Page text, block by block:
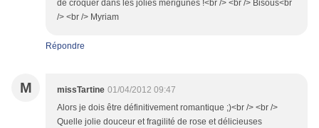
de croquer dans les jolies merigunes !<br /> <br /> Bisous<br
/> <br /> Myriam
Répondre
M missTartine 01/04/2012 09:47
Alors je dois être définitivement romantique ;)<br /> <br />
Quelle jolie douceur et fragilité de rose et délicieuses